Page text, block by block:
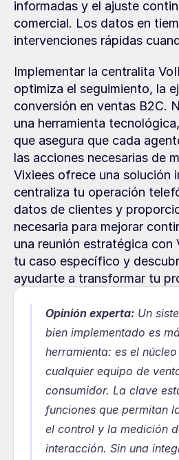
informadas y el ajuste
comercial. Los datos en
intervenciones rápidas
Implementar la centralita
optimiza el seguimiento, la
conversión en ventas B2C.
una herramienta
que asegura que cada
las acciones necesarias de
Vixiees ofrece una solución
centraliza tu operación
datos de clientes y
necesaria para mejorar
una reunión estratégica con
tu caso específico y
ayudarte a transformar tu
Opinión experta: Un
bien implementado es
herramienta: es el
cualquier equipo de
consumidor. La clave
funciones que permitan
el control y la medición
interacción. Sin una